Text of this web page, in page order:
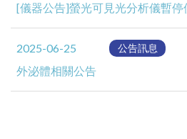
[儀器公告]螢光可見光分析儀暫停
2025-06-25 公告訊息
外泌體相關公告